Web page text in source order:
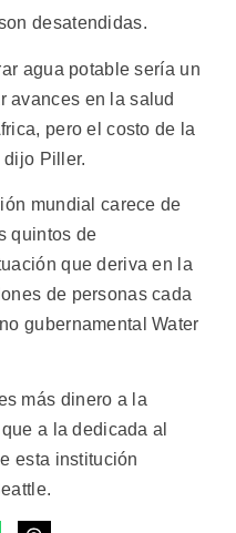
desatendidas.
agua potable sería un
avances en la salud
pero el costo de la
dijo Piller.
mundial carece de
quintos de
que deriva en la
de personas cada
gubernamental Water
más dinero a la
a la dedicada al
esta institución